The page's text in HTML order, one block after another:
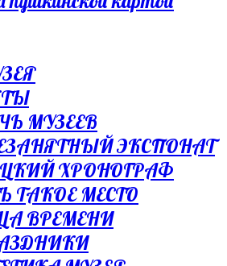
МУЗЕЕВ
ЭКСПОНАТ
ХРОНОГРАФ
ТАКОЕ МЕСТО
ВРЕМЕНИ